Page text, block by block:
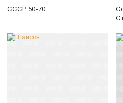
СССР 50-70